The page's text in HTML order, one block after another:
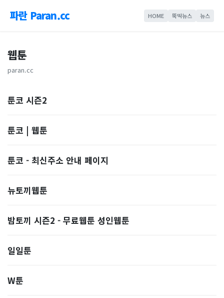
파란 Paran.cc HOME 뚝딱뉴스 뉴스
웹툰
paran.cc
툰코 시즌2
툰코 | 웹툰
툰코 - 최신주소 안내 페이지
뉴토끼웹툰
밤토끼 시즌2 - 무료웹툰 성인웹툰
일일툰
W툰